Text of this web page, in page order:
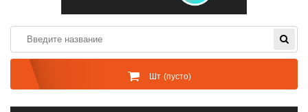
Шт (пусто)